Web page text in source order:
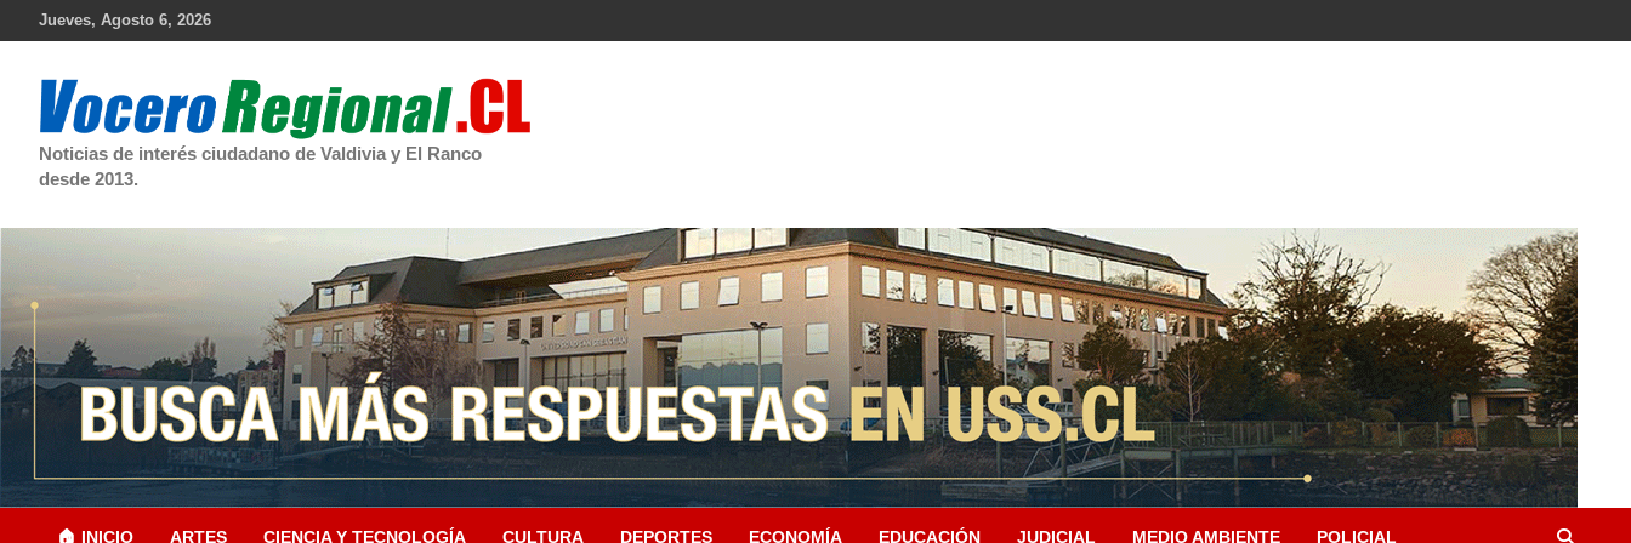
Jueves, Agosto 6, 2026
Noticias de interés ciudadano de Valdivia y El Ranco
desde 2013.
🏠 INICIO ARTES CIENCIA Y TECNOLOGÍA CULTURA DEPORTES ECONOMÍA EDUCACIÓN JUDICIAL MEDIO AMBIENTE POLICIAL